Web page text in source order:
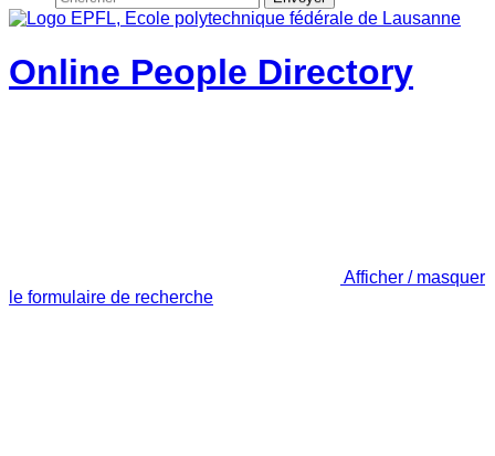
Online People Directory
Afficher / masquer
le formulaire de recherche